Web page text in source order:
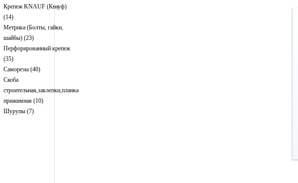
Крепеж KNAUF (Кнауф)
(14)
Метрика (Болты, гайки,
шайбы) (23)
Перфорированный крепеж
(35)
Саморезы (40)
Скоба
строительная,заклепки,планка
прижимная (10)
Шурупы (7)